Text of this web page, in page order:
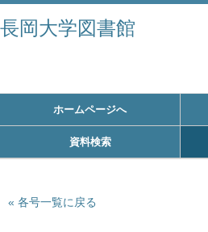
長岡大学図書館
ホームページへ
資料検索
各号一覧に戻る